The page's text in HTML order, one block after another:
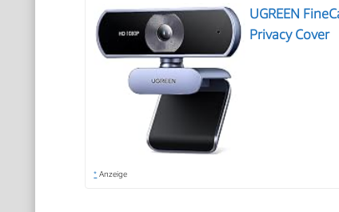
UGREEN
Privacy Cover
* Anzeige